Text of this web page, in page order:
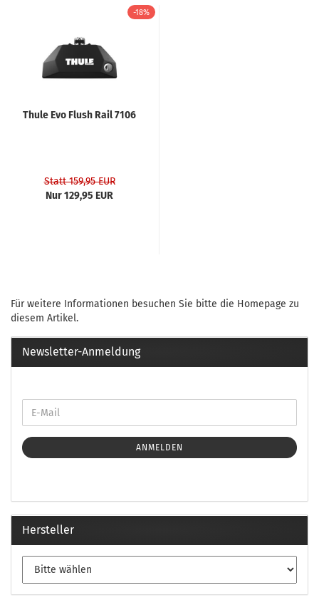
-18%
Thule Evo Flush Rail 7106
Statt 159,95 EUR
Nur 129,95 EUR
Für weitere Informationen besuchen Sie bitte die Homepage zu
diesem Artikel.
Newsletter-Anmeldung
ANMELDEN
Hersteller